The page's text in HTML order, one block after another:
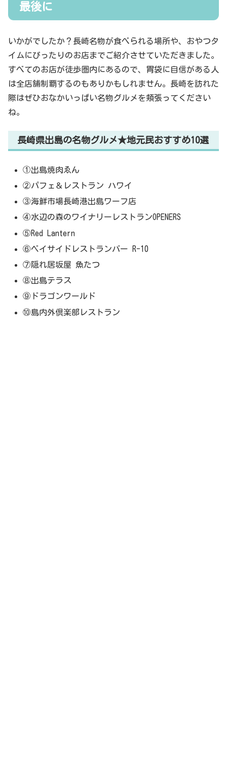
最後に
いかがでしたか？長崎名物が食べられる場所や、おやつタ
イムにぴったりのお店までご紹介させていただきました。
すべてのお店が徒歩圏内にあるので、胃袋に自信がある人
は全店舗制覇するのもありかもしれません。長崎を訪れた
際はぜひおなかいっぱい名物グルメを頬張ってください
ね。
長崎県出島の名物グルメ★地元民おすすめ10選
①出島焼肉ゑん
②パフェ＆レストラン ハワイ
③海鮮市場長崎港出島ワーフ店
④水辺の森のワイナリーレストランOPENERS
⑤Red Lantern
⑥ベイサイドレストランバー R-10
⑦隠れ居坂屋 魚たつ
⑧出島テラス
⑨ドラゴンワールド
⑩島内外倶楽部レストラン